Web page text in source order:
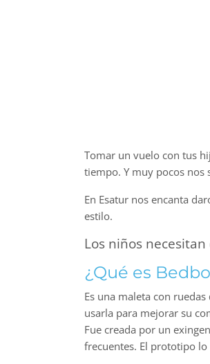
Tomar un vuelo con tus
tiempo. Y muy pocos nos
En Esatur nos encanta
estilo.
Los niños
¿Qué es
Es una maleta con
usarla para mejorar su
Fue creada por un
frecuentes. El prototipo